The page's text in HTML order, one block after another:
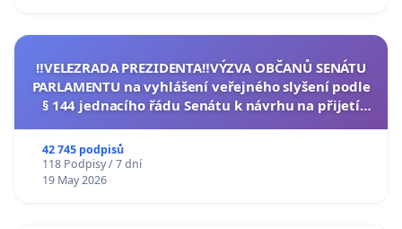
‼️VELEZRADA PREZIDENTA‼️VÝZVA OBČANŮ SENÁTU
PARLAMENTU na vyhlášení veřejného slyšení podle
§ 144 jednacího řádu Senátu k návrhu na přijetí
42 745 podpisů
118 Podpisy / 7 dní
19 May 2026